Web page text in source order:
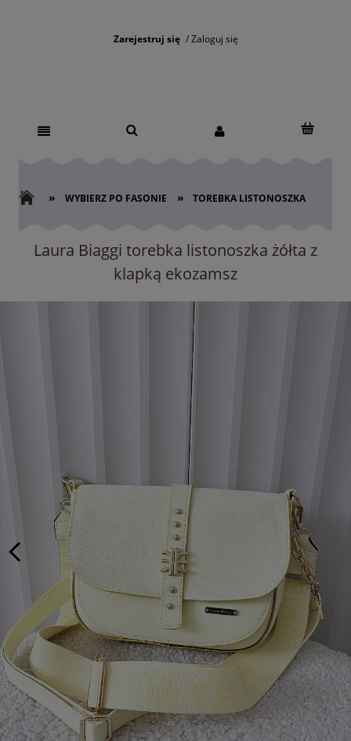
Zarejestruj się Zaloguj się
» WYBIERZ PO FASONIE » TOREBKA LISTONOSZKA
Laura Biaggi torebka listonoszka żółta z
klapką ekozamsz